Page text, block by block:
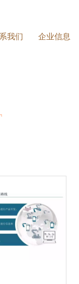
我们 企业信息